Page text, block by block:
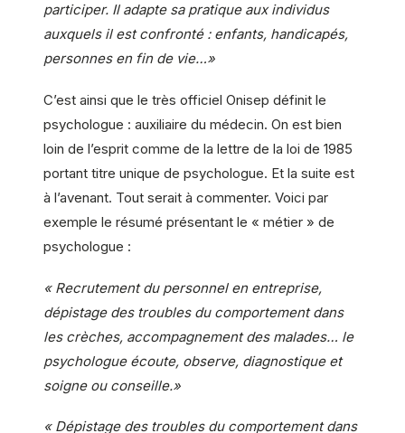
participer. Il adapte sa pratique aux individus
auxquels il est confronté : enfants, handicapés,
personnes en fin de vie…»
C’est ainsi que le très officiel Onisep définit le
psychologue : auxiliaire du médecin. On est bien
loin de l’esprit comme de la lettre de la loi de 1985
portant titre unique de psychologue. Et la suite est
à l’avenant. Tout serait à commenter. Voici par
exemple le résumé présentant le « métier » de
psychologue :
« Recrutement du personnel en entreprise,
dépistage des troubles du comportement dans
les crèches, accompagnement des malades… le
psychologue écoute, observe, diagnostique et
soigne ou conseille.»
« Dépistage des troubles du comportement dans